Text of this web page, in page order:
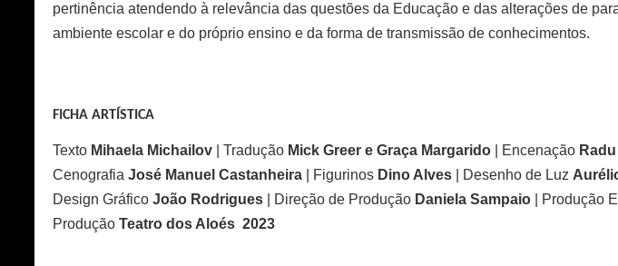
pertinência atendendo à relevância das questões da Educação e das alterações de
ambiente escolar e do próprio ensino e da forma de transmissão de conhecimentos.
FICHA ARTÍSTICA
Texto Mihaela Michailov | Tradução Mick Greer e Graça Margarido | Encenação
Cenografia José Manuel Castanheira | Figurinos Dino Alves | Desenho de Luz
Design Gráfico João Rodrigues | Direção de Produção Daniela Sampaio | Produção
Produção Teatro dos Aloés 2023